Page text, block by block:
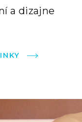
a dizajne